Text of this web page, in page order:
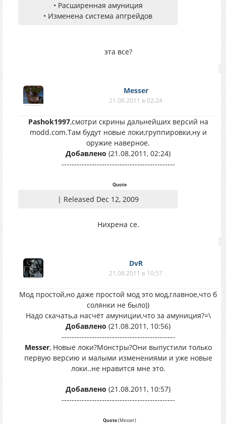
• Расширенная амуниция
• Изменена система апгрейдов
эта все?
Messer
21.08.2011 в 02:24
Pashok1997,смотри скрины дальнейших версий на
modd.com.Там будут новые локи,группировки,ну и
оружие наверное.
Добавлено (21.08.2011, 02:24)
---------------------------------------------
Quote
| Released Dec 12, 2009
Нихрена се.
DvR
21.08.2011 в 10:57
Мод простой,но даже простой мод это мод,главное,что б
солянки не было))
Надо скачать,а насчёт амуниции,что за амуниция?=\
Добавлено (21.08.2011, 10:56)
---------------------------------------------
Messer, Новые локи?Монстры?Они выпустили только
первую версию и малыми изменениями и уже новые
локи..не нравится мне это.
Добавлено (21.08.2011, 10:57)
---------------------------------------------
Quote(Messer)